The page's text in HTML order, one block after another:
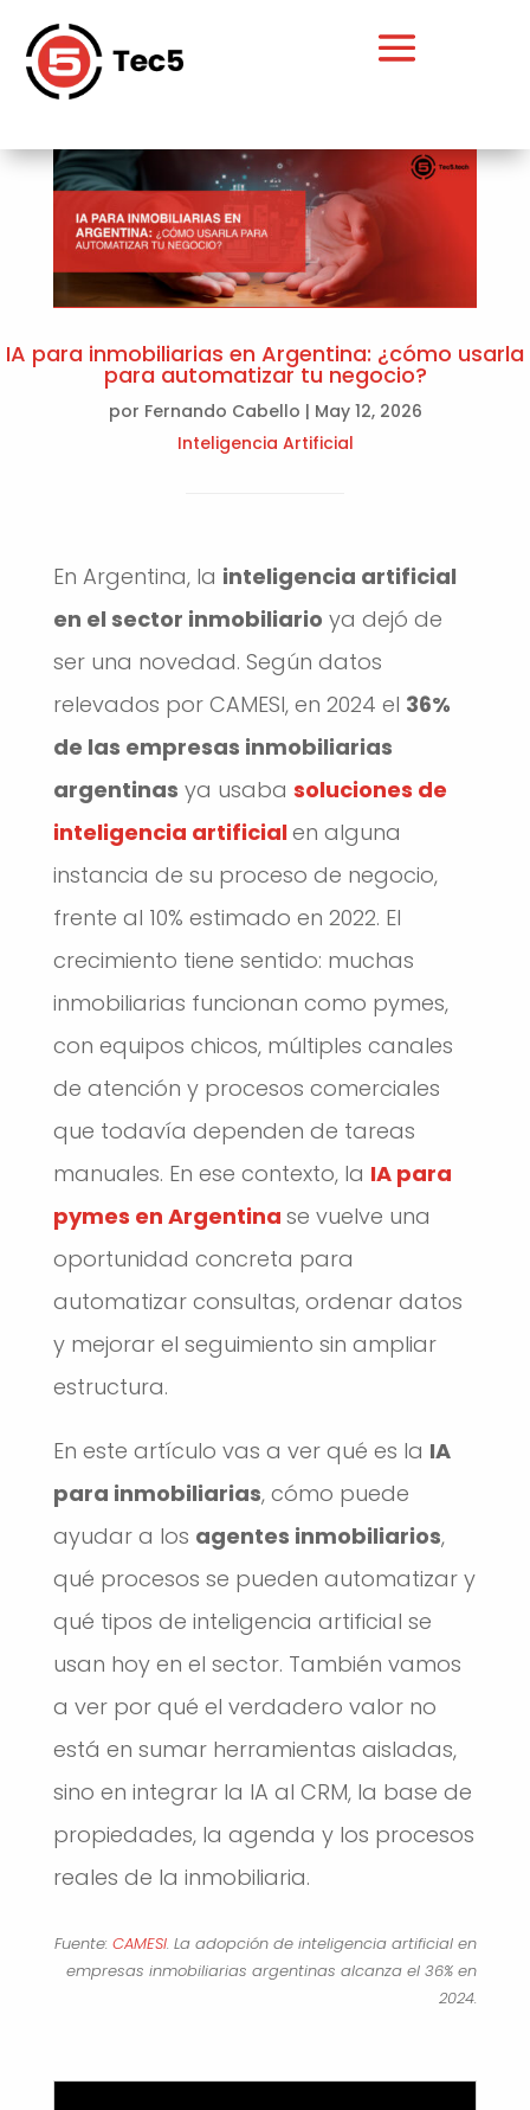
IA para inmobiliarias en Argentina: ¿cómo usarla
para automatizar tu negocio?
por Fernando Cabello | May 12, 2026
Inteligencia Artificial
En Argentina, la inteligencia artificial
en el sector inmobiliario ya dejó de
ser una novedad. Según datos
relevados por CAMESI, en 2024 el 36%
de las empresas inmobiliarias
argentinas ya usaba soluciones de
inteligencia artificialen alguna
instancia de su proceso de negocio,
frente al 10% estimado en 2022. El
crecimiento tiene sentido: muchas
inmobiliarias funcionan como pymes,
con equipos chicos, múltiples canales
de atención y procesos comerciales
que todavía dependen de tareas
manuales. En ese contexto, la IA para
pymes en Argentina se vuelve una
oportunidad concreta para
automatizar consultas, ordenar datos
y mejorar el seguimiento sin ampliar
estructura.
En este artículo vas a ver qué es la IA
para inmobiliarias, cómo puede
ayudar a los agentes inmobiliarios,
qué procesos se pueden automatizar y
qué tipos de inteligencia artificial se
usan hoy en el sector. También vamos
a ver por qué el verdadero valor no
está en sumar herramientas aisladas,
sino en integrar la IA al CRM, la base de
propiedades, la agenda y los procesos
reales de la inmobiliaria.
Fuente:CAMESI. La adopción de inteligencia artificial en
empresas inmobiliarias argentinas alcanza el 36% en
2024.